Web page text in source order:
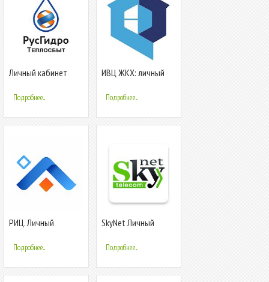
Личный кабинет
Подробнее...
ИВЦ ЖКХ: личный
Подробнее...
РИЦ. Личный
Подробнее...
SkyNet Личный
Подробнее...